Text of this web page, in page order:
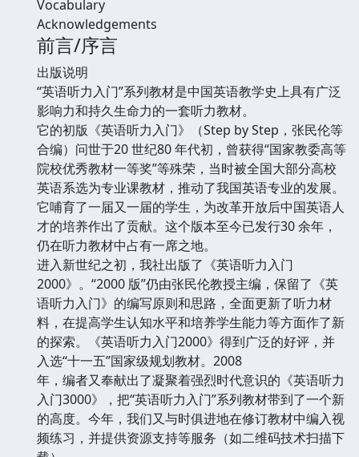
Vocabulary
Acknowledgements
前言/序言
出版说明
“英语听力入门”系列教材是中国英语教学史上具有广泛
影响力和持久生命力的一套听力教材。
它的初版《英语听力入门》（Step by Step，张民伦等
合编）问世于20 世纪80 年代初，曾获得“国家教委高等
院校优秀教材一等奖”等殊荣，当时被全国大部分高校
英语系选为专业课教材，推动了我国英语专业的发展。
它哺育了一届又一届的学生，为改革开放后中国英语人
才的培养作出了贡献。这个版本至今已发行30 余年，
仍在听力教材中占有一席之地。
进入新世纪之初，我社出版了《英语听力入门
2000》。“2000 版”仍由张民伦教授主编，保留了《英
语听力入门》的编写原则和思路，全面更新了听力材
料，在提高学生认知水平和培养学生能力等方面作了新
的探索。《英语听力入门2000》得到广泛的好评，并
入选“十一五”国家级规划教材。2008
年，编者又奉献出了凝聚着强烈时代意识的《英语听力
入门3000》，把“英语听力入门”系列教材带到了一个新
的高度。今年，我们又与时俱进地在修订教材中编入视
频练习，并提供资源支持等服务（如二维码技术扫描下